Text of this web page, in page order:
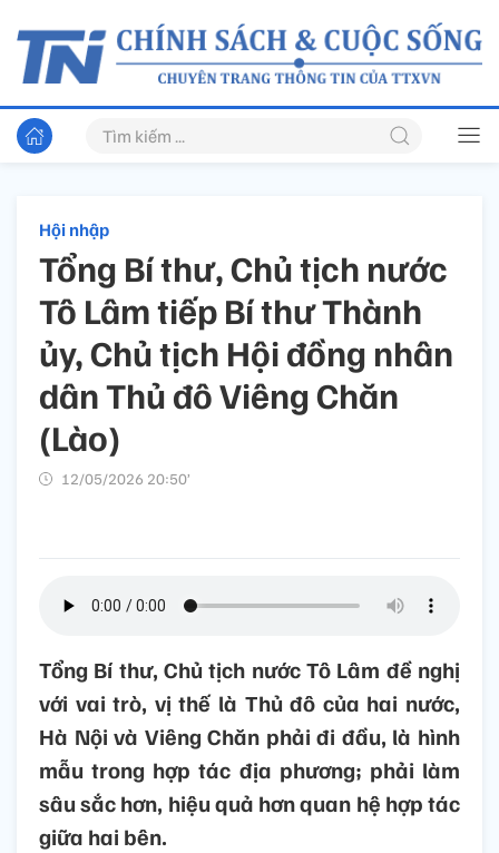
Hội nhập
Tổng Bí thư, Chủ tịch nước
Tô Lâm tiếp Bí thư Thành
ủy, Chủ tịch Hội đồng nhân
dân Thủ đô Viêng Chăn
(Lào)
12/05/2026 20:50’
Tổng Bí thư, Chủ tịch nước Tô Lâm đề nghị
với vai trò, vị thế là Thủ đô của hai nước,
Hà Nội và Viêng Chăn phải đi đầu, là hình
mẫu trong hợp tác địa phương; phải làm
sâu sắc hơn, hiệu quả hơn quan hệ hợp tác
giữa hai bên.